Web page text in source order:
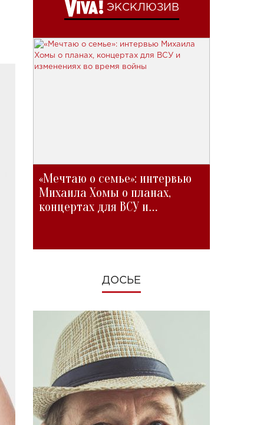
ЭКСКЛЮЗИВ
«Мечтаю о семье»: интервью
Михаила Хомы о планах,
концертах для ВСУ и
ДОСЬЕ